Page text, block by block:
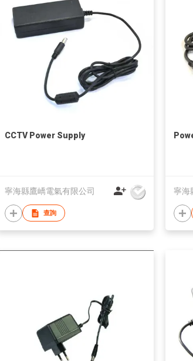
CCTV Power Supply
寧海縣鷹嶠電氣有限公司
查詢
寧海